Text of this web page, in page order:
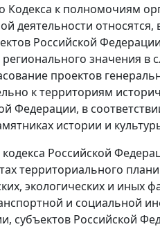
Кодекса к полномочиям
деятельности
Российской
значения в
проектов
к территориям
Федерации, в
истории и
кодекса Российской
территориального
экологических и иных
и социальной
субъектов Российской